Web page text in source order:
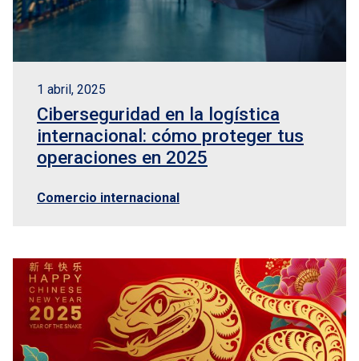
1 abril, 2025
Ciberseguridad en la logística
internacional: cómo proteger tus
operaciones en 2025
Comercio internacional